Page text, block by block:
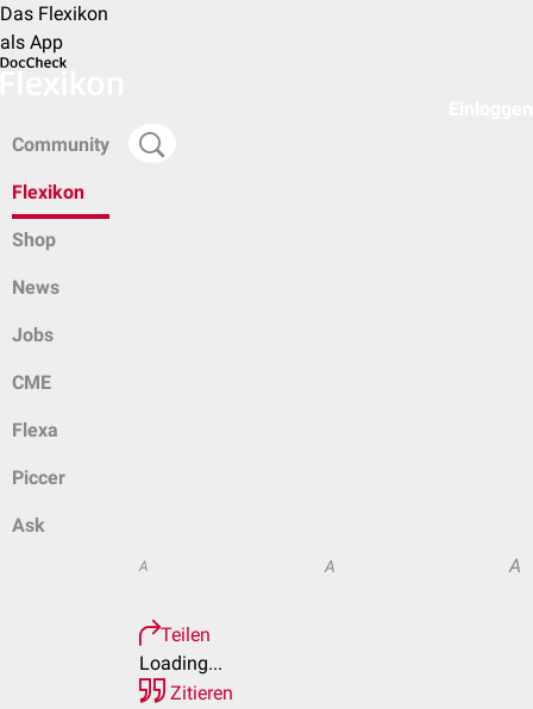
Das Flexikon
als App
Community
Flexikon
Shop
News
Jobs
CME
Flexa
Piccer
Ask
A A A
Teilen
Loading...
Zitieren